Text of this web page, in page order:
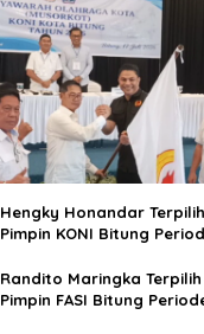
Hengky Honandar
Pimpin KONI Bitung
Randito Maringka
Pimpin FASI Bitung